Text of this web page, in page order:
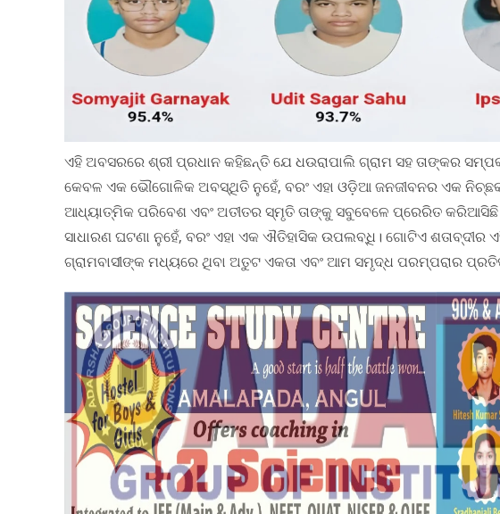
ଏହି ଅବସରରେ ଶ୍ରୀ ପ୍ରଧାନ କହିଛନ୍ତି ଯେ ଧଉରାପାଲି ଗ୍ରାମ ସହ ତାଙ୍କର
କେବଳ ଏକ ଭୌଗୋଳିକ ଅବସ୍ଥିତି ନୁହେଁ, ବରଂ ଏହା ଓଡ଼ିଆ ଜନଜୀବନର ଏକ
ଆଧ୍ୟାତ୍ମିକ ପରିବେଶ ଏବଂ ଅତୀତର ସ୍ମୃତି ତାଙ୍କୁ ସବୁବେଳେ ପ୍ରେରିତ
ସାଧାରଣ ଘଟଣା ନୁହେଁ, ବରଂ ଏହା ଏକ ଐତିହାସିକ ଉପଲବ୍ଧି। ଗୋଟିଏ ଶତାବ୍ଦୀର
ଗ୍ରାମବାସୀଙ୍କ ମଧ୍ୟରେ ଥିବା ଅତୁଟ ଏକତା ଏବଂ ଆମ ସମୃଦ୍ଧ ପରମ୍ପରାର